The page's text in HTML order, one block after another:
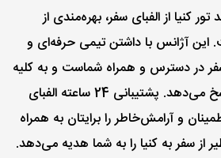
کنیا از الفبای سفر، بهره‌مندی از
است. این آژانس با داشتن تیمی حرفه‌ای و
در دسترس و همراه شماست و به کلیه
سؤالات و مشکلاتتان پاسخ می‌دهد. پشتیبانی 24 ساعته الفبای
و آرامش‌خاطر را برایتان به همراه
از سفر به کنیا را به شما هدیه می‌دهد.